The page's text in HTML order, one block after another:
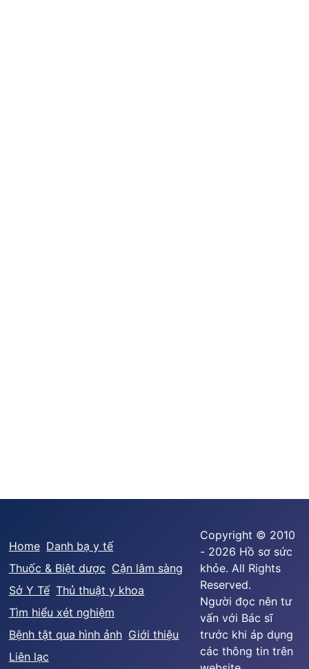
Home Danh bạ y tế
Thuốc & Biệt dược Cận lâm sàng
Sở Y Tế Thủ thuật y khoa
Tìm hiểu xét nghiệm
Bệnh tật qua hình ảnh Giới thiệu
Liên lạc
Copyright © 2010
- 2026 Hồ sơ sức
khỏe. All Rights
Reserved.
Người đọc nên tư
vấn với Bác sĩ
trước khi áp dụng
các thông tin trên